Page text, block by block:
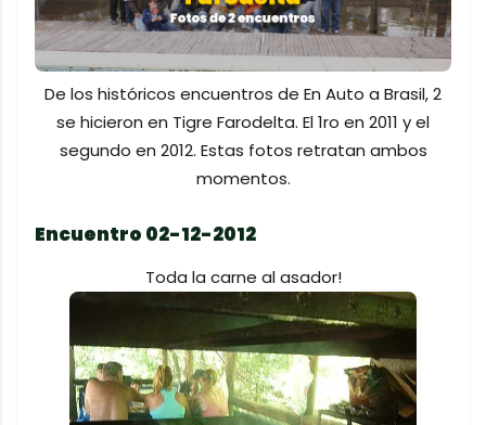
De los históricos encuentros de En Auto a Brasil, 2
se hicieron en Tigre Farodelta. El 1ro en 2011 y el
segundo en 2012. Estas fotos retratan ambos
momentos.
Encuentro 02-12-2012
Toda la carne al asador!